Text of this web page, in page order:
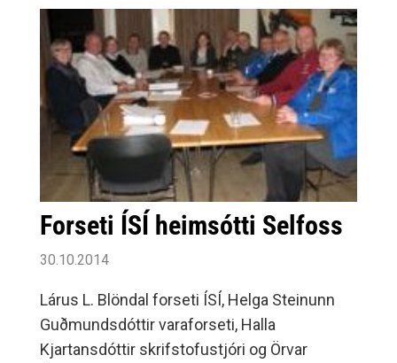
Forseti ÍSÍ heimsótti Selfoss
30.10.2014
Lárus L. Blöndal forseti ÍSÍ, Helga Steinunn
Guðmundsdóttir varaforseti, Halla
Kjartansdóttir skrifstofustjóri og Örvar